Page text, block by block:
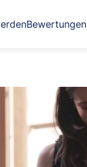
Bewertungen